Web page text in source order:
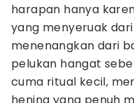
harapan hanya
yang menyeruak
menenangkan dari
pelukan hangat
cuma ritual kecil,